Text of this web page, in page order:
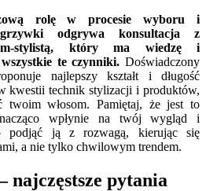
rolę w procesie wyboru i
odgrywa konsultacja z
stylistą, który ma wiedzę i
te czynniki. Doświadczony
najlepszy kształt i długość
kwestii technik stylizacji i produktów,
twoim włosom. Pamiętaj, że jest to
wpłynie na twój wygląd i
podjąć ją z rozwagą, kierując się
a nie tylko chwilowym trendem.
najczęstsze pytania